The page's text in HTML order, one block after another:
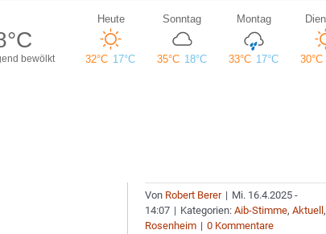
Von Robert Berer | Mi. 16.4.2025 -
14:07 | Kategorien:Aib-Stimme,Aktuell,
Rosenheim | 0 Kommentare